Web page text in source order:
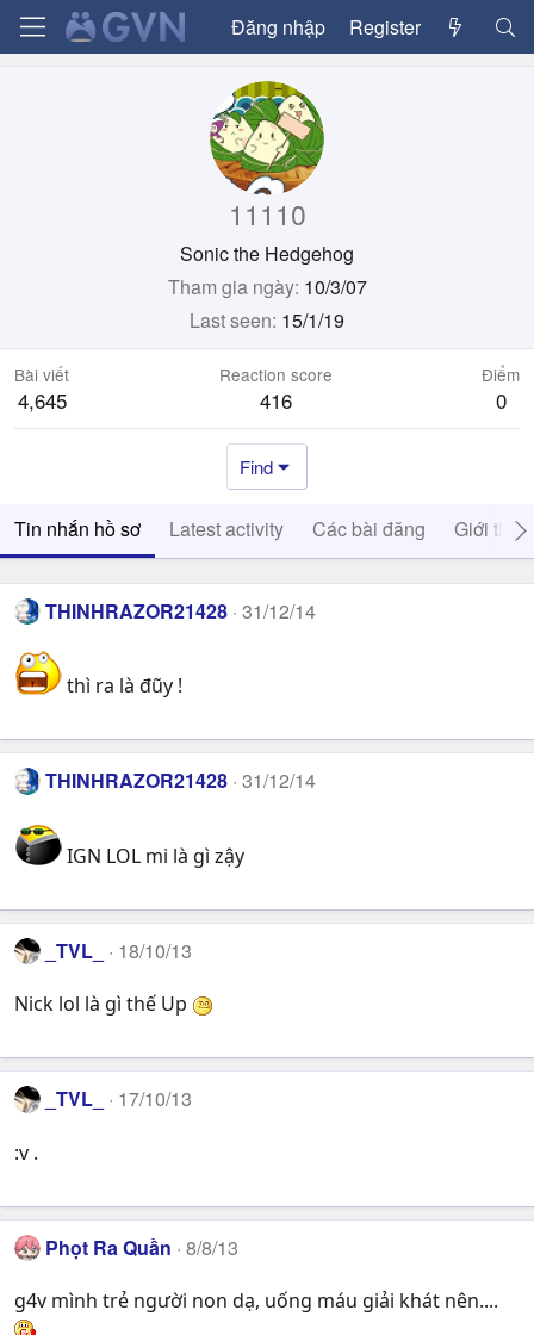
Đăng nhập Register
11110
Sonic the Hedgehog
Tham gia ngày 10/3/07
Last seen 15/1/19
Bài viết
4,645
Reaction score
416
Điểm
0
Find
Tin nhắn hồ sơ Latest activity Các bài đăng Giới thiệu
THINHRAZOR21428 31/12/14
thì ra là đũy !
THINHRAZOR21428 31/12/14
IGN LOL mi là gì zậy
_TVL_ 18/10/13
Nick lol là gì thế Up
_TVL_ 17/10/13
:v .
Phọt Ra Quần 8/8/13
g4v mình trẻ người non dạ, uống máu giải khát nên....